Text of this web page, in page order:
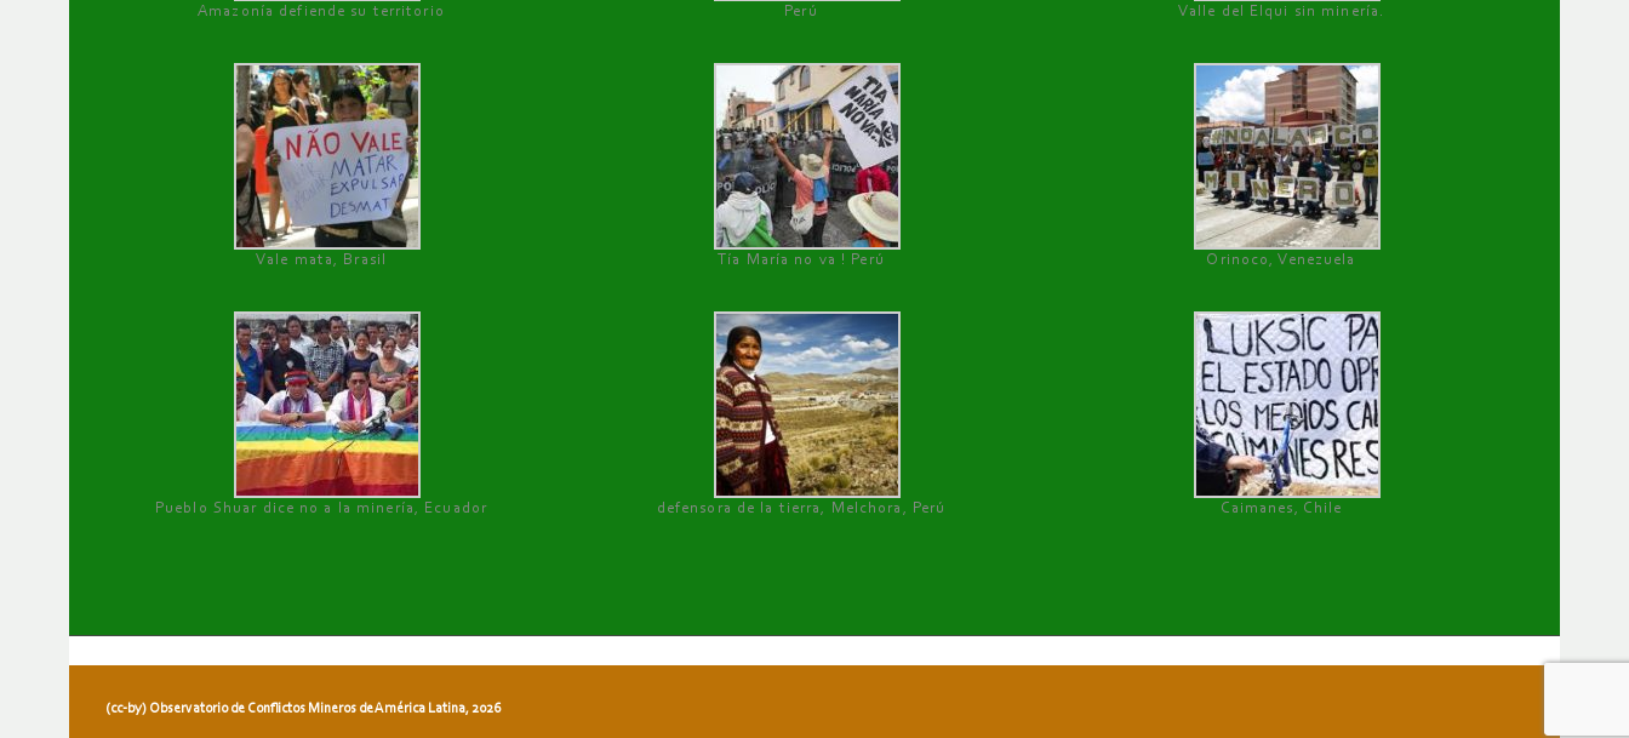
Amazonía defiende su territorio Perú Valle del Elqui sin minería.
Vale mata, Brasil Tía María no va ! Perú Orinoco, Venezuela
Pueblo Shuar dice no a la minería, Ecuador defensora de la tierra, Melchora, Perú Caimanes, Chile
(cc-by) Observatorio de Conflictos Mineros de América Latina, 2026